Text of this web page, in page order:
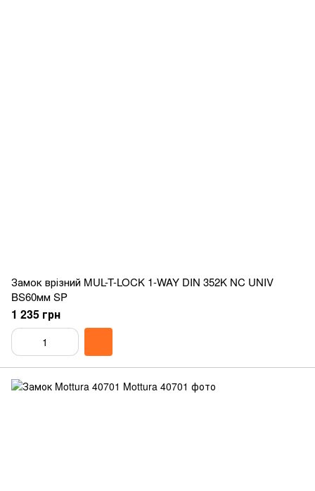
Замок врізний MUL-T-LOCK 1-WAY DIN 352K NC UNIV
BS60мм SP
1 235 грн